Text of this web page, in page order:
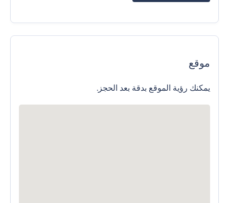
موقع
يمكنك رؤية الموقع بدقة بعد الحجز.